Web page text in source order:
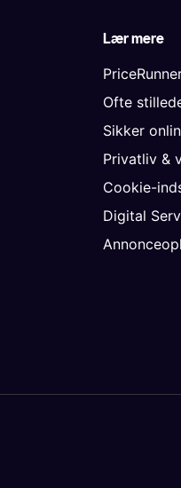
Lær mere
Ofte
Sikker
Privatliv &
Cookie-
Digital